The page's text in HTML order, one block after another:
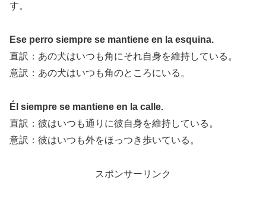
す。
Ese perro siempre se mantiene en la esquina.
直訳：あの犬はいつも角にそれ自身を維持している。
意訳：あの犬はいつも角のところにいる。
Él siempre se mantiene en la calle.
直訳：彼はいつも通りに彼自身を維持している。
意訳：彼はいつも外をほっつき歩いている。
スポンサーリンク